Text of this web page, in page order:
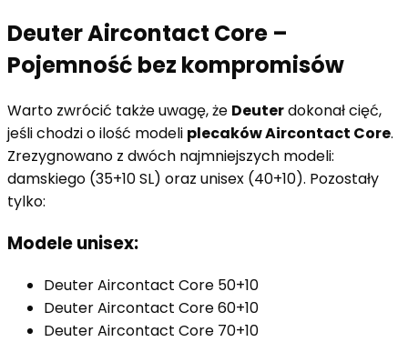
Deuter Aircontact Core –
Pojemność bez kompromisów
Warto zwrócić także uwagę, że Deuterdokonał cięć,
jeśli chodzi o ilość modeli plecaków Aircontact Core.
Zrezygnowano z dwóch najmniejszych modeli:
damskiego (35+10 SL) oraz unisex (40+10). Pozostały
tylko:
Modele unisex:
Deuter Aircontact Core 50+10
Deuter Aircontact Core 60+10
Deuter Aircontact Core 70+10